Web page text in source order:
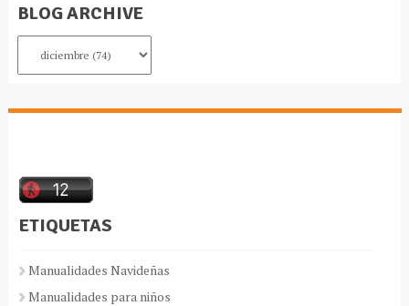
BLOG ARCHIVE
ETIQUETAS
Manualidades Navideñas
Manualidades para niños